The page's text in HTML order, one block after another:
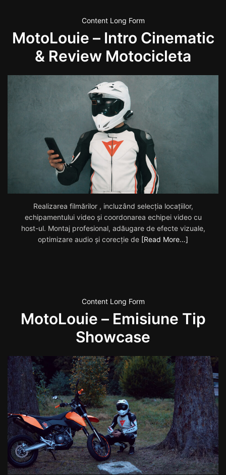
Content Long Form
MotoLouie – Intro Cinematic
& Review Motocicleta
Realizarea filmărilor , incluzând selecția locațiilor,
echipamentului video și coordonarea echipei video cu
host-ul. Montaj profesional, adăugare de efecte vizuale,
optimizare audio și corecție de [Read More…]
Content Long Form
MotoLouie – Emisiune Tip
Showcase